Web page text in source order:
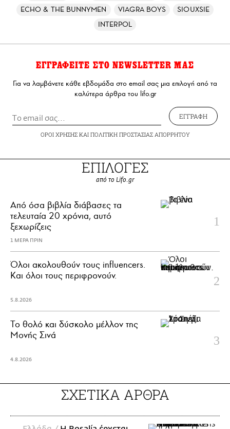
ECHO & THE BUNNYMEN
VIAGRA BOYS
SIOUXSIE
INTERPOL
ΕΓΓΡΑΦΕΙΤΕ ΣΤΟ NEWSLETTER ΜΑΣ
Για να λαμβάνετε κάθε εβδομάδα στο email σας μια επιλογή από τα
καλύτερα άρθρα του lifo.gr
ΕΓΓΡΑΦΗ
ΟΡΟΙ ΧΡΗΣΗΣΚΑΙ ΠΟΛΙΤΙΚΗ ΠΡΟΣΤΑΣΙΑΣ ΑΠΟΡΡΗΤΟΥ
ΕΠΙΛΟΓΕΣ
από το Lifo.gr
Από όσα βιβλία διάβασες τα
τελευταία 20 χρόνια, αυτό
ξεχωρίζεις
1 ΜΕΡΑ ΠΡΙΝ
Όλοι ακολουθούν τους influencers.
Και όλοι τους περιφρονούν.
5.8.2026
Το θολό και δύσκολο μέλλον της
Μονής Σινά
4.8.2026
ΣΧΕΤΙΚΑ ΑΡΘΡΑ